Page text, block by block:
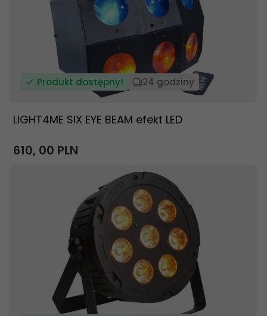
Produkt dostępny! 24 godziny
LIGHT4ME SIX EYE BEAM efekt LED
610, 00 PLN